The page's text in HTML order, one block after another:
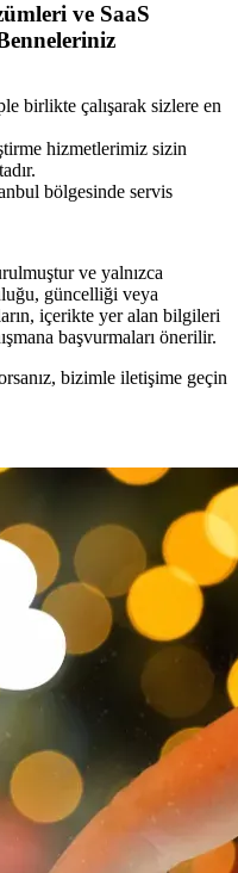
English
ve SaaS
birlikte çalışarak sizlere en
hizmetlerimiz sizin
bölgesinde servis
ve yalnızca
güncelliği veya
içerikte yer alan bilgileri
başvurmaları önerilir.
bizimle iletişime geçin